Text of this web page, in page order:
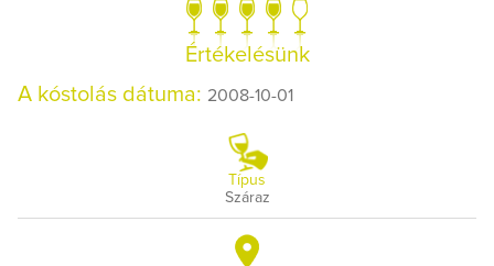
Értékelésünk
A kóstolás dátuma: 2008-10-01
Típus
Száraz